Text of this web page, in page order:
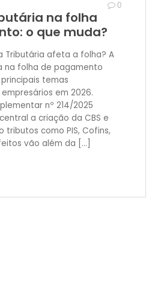
na folha
o que muda?
0
Tributária afeta a folha? A
na folha de pagamento
temas
em 2026.
nº 214/2025
a criação da CBS e
tributos como PIS, Cofins,
vão além da […]